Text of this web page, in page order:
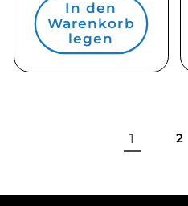
In den
Warenkorb
legen
1 2